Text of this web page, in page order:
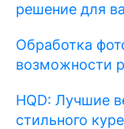
решение для
Обработка
возможности
HQD: Лучшие
стильного